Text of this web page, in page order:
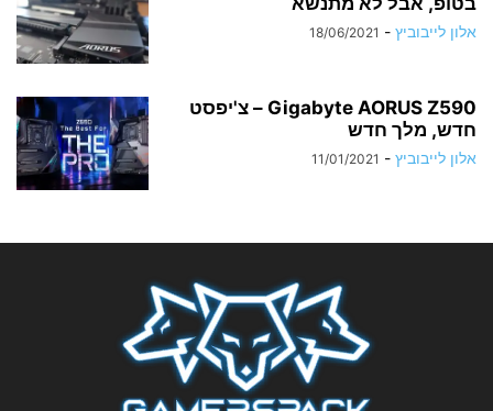
אלון לייבוביץ -
18/06/2021
Gigabyte AORUS Z590 – צ'יפסט
חדש, מלך חדש
אלון לייבוביץ -
11/01/2021